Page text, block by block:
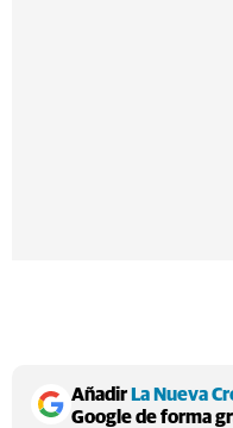
AñadirLa Nueva
Google de forma